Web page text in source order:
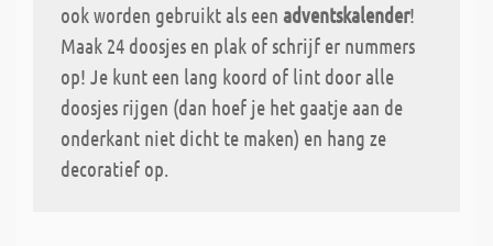
ook worden gebruikt als een adventskalender!
Maak 24 doosjes en plak of schrijf er nummers
op! Je kunt een lang koord of lint door alle
doosjes rijgen (dan hoef je het gaatje aan de
onderkant niet dicht te maken) en hang ze
decoratief op.